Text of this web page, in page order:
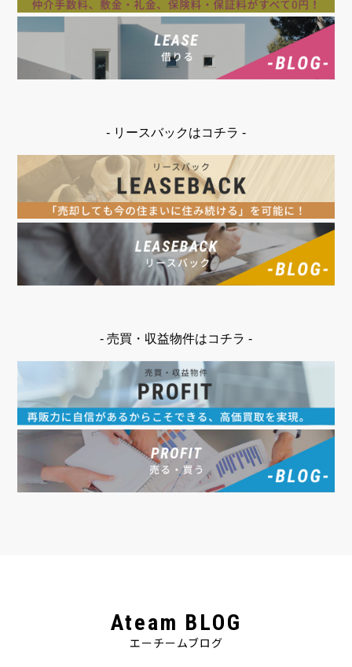
- リースバックはコチラ -
- 売買・収益物件はコチラ -
Ateam BLOG
エーチームブログ